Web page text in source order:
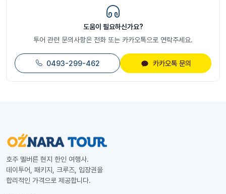
도움이 필요하신가요?
투어 관련 문의사항은 전화 또는 카카오톡으로 연락주세요.
0493-299-462 카카오톡 문의
호주 멜버른 현지 한인 여행사.
데이투어, 패키지, 크루즈, 입장권을
합리적인 가격으로 제공합니다.